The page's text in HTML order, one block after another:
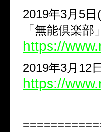
2019年3月5
「無能倶楽
https://
2019年3月12
https://